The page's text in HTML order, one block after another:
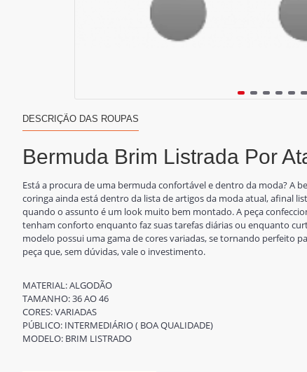
DESCRIÇÃO DAS ROUPAS
Bermuda Brim Listrada Por
Está a procura de uma bermuda confortável e dentro da moda? A
coringa ainda está dentro da lista de artigos da moda atual, afinal
quando o assunto é um look muito bem montado. A peça
tenham conforto enquanto faz suas tarefas diárias ou enquanto
modelo possui uma gama de cores variadas, se tornando perfeito
peça que, sem dúvidas, vale o investimento.
MATERIAL: ALGODÃO
TAMANHO: 36 AO 46
CORES: VARIADAS
PÚBLICO: INTERMEDIÁRIO ( BOA QUALIDADE)
MODELO: BRIM LISTRADO